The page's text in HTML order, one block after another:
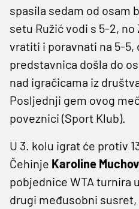
spasila sedam od osam
setu Ružić vodi s 5-2,
vratiti i poravnati na 5-5,
predstavnica došla do
nad igračicama iz
Posljednji gem ovog
poveznici (Sport Klub).
U 3. kolu igrat će protiv
Čehinje Karoline
pobjednice WTA turnira
drugi međusobni susret,